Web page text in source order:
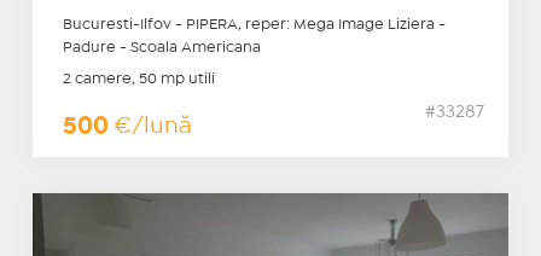
Bucuresti-Ilfov - PIPERA, reper: Mega Image Liziera -
Padure - Scoala Americana
2 camere, 50 mp utili
500 €/lună
#33287